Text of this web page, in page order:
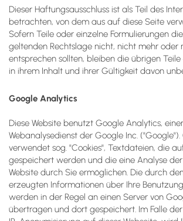
Dieser Haftungsausschluss ist als Teil des
betrachten, von dem aus auf diese Seite
Sofern Teile oder einzelne Formulierungen
geltenden Rechtslage nicht, nicht mehr oder
entsprechen sollten, bleiben die übrigen
in ihrem Inhalt und ihrer Gültigkeit davon
Google Analytics
Diese Website benutzt Google Analytics,
Webanalysedienst der Google Inc.
verwendet sog. "Cookies", Textdateien, die
gespeichert werden und die eine Analyse
Website durch Sie ermöglichen. Die durch
erzeugten Informationen über Ihre
werden in der Regel an einen Server von
übertragen und dort gespeichert. Im Falle